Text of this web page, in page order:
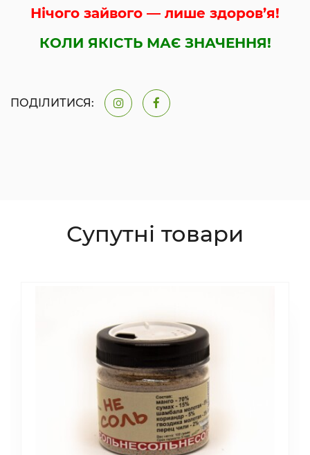
Нічого зайвого — лише здоров’я!
КОЛИ ЯКІСТЬ МАЄ ЗНАЧЕННЯ!
ПОДІЛИТИСЯ:
Супутні товари